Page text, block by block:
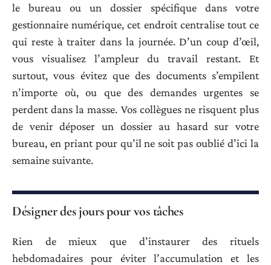
le bureau ou un dossier spécifique dans votre
gestionnaire numérique, cet endroit centralise tout ce
qui reste à traiter dans la journée. D’un coup d’œil,
vous visualisez l’ampleur du travail restant. Et
surtout, vous évitez que des documents s’empilent
n’importe où, ou que des demandes urgentes se
perdent dans la masse. Vos collègues ne risquent plus
de venir déposer un dossier au hasard sur votre
bureau, en priant pour qu’il ne soit pas oublié d’ici la
semaine suivante.
Désigner des jours pour vos tâches
Rien de mieux que d’instaurer des rituels
hebdomadaires pour éviter l’accumulation et les